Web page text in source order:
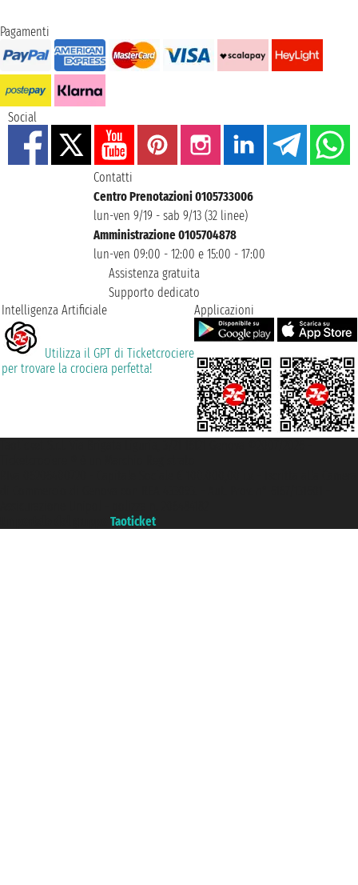
Pagamenti
Social
Contatti
Centro Prenotazioni 0105733006
lun-ven 9/19 - sab 9/13 (32 linee)
Amministrazione 0105704878
lun-ven 09:00 - 12:00 e 15:00 - 17:00
Assistenza gratuita
Supporto dedicato
Intelligenza Artificiale
Utilizza il GPT di Ticketcrociere
per trovare la crociera perfetta!
Applicazioni
Taoticket